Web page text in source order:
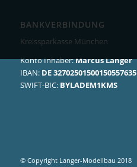
BANKVERBINDUNG
Kreissparkasse München
Konto Inhaber:Marcus Langer
IBAN: DE 32702501500150557635
SWIFT-BIC: BYLADEM1KMS
© Copyright Langer-Modellbau 2018